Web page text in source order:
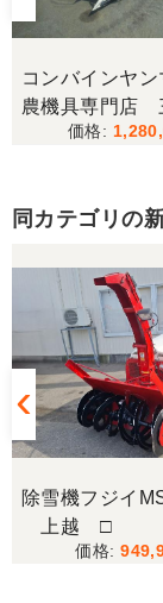
コンバインヤ
農機具専門店
備済み
同カテゴリの
除雪機フジイ
上越 □